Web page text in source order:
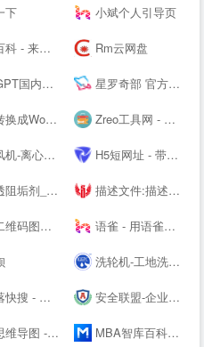
下 小斌个人引导页
里，认识世界！ Rm云网盘
内版-OpenAI 星罗奇部 官方网站-元宇宙社交平台
线word转pdf转换器 - 迅捷PDF转换器免费版 Zreo工具网 - 便民工具网站 懒人工具箱 在线工具网 QQ工具 便民工具 站长工具 手机工具 多功能工具网
风扇-罩极电机,厂家直销-首肯电子 H5短网址 - 带统计的免费短链接生成工具
除垢剂厂家_广东巴沃夫环保官网 描述文件:描述文件生成,描述文件制作,IOS描述文件,描述文件转APP,免签苹果APP,免费在线描述文件封装,APP专家
码扫描软件下载_联图二维码 语雀 - 用语雀，构建你的数字花园 · 语雀
洗轮机-工地洗车机-工程洗车机-全自动洗轮生产厂家[鲁企环科]
索快人一步 安全联盟-企业查询|网站查询|曝光查询|企业工商查询|企业信用查询|企业失信记录|大数据企业信用平台。
图 - 知犀-- MBA智库百科，全球专业中文经管百科